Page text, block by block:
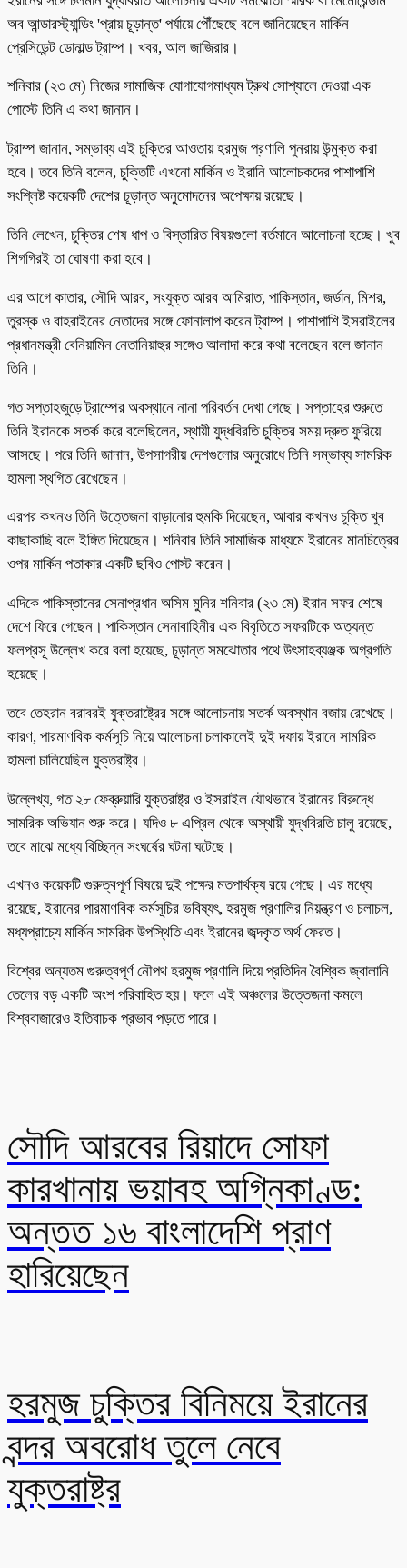
অব আন্ডারস্ট্যান্ডিং 'প্রায় চূড়ান্ত' পর্যায়ে পৌঁছেছে বলে জানিয়েছেন মার্কিন
প্রেসিডেন্ট ডোনাল্ড ট্রাম্প। খবর, আল জাজিরার।
শনিবার (২৩ মে) নিজের সামাজিক যোগাযোগমাধ্যম ট্রুথ সোশ্যালে দেওয়া এক
পোস্টে তিনি এ কথা জানান।
ট্রাম্প জানান, সম্ভাব্য এই চুক্তির আওতায় হরমুজ প্রণালি পুনরায় উন্মুক্ত করা
হবে। তবে তিনি বলেন, চুক্তিটি এখনো মার্কিন ও ইরানি আলোচকদের পাশাপাশি
সংশ্লিষ্ট কয়েকটি দেশের চূড়ান্ত অনুমোদনের অপেক্ষায় রয়েছে।
তিনি লেখেন, চুক্তির শেষ ধাপ ও বিস্তারিত বিষয়গুলো বর্তমানে আলোচনা হচ্ছে। খুব
শিগগিরই তা ঘোষণা করা হবে।
এর আগে কাতার, সৌদি আরব, সংযুক্ত আরব আমিরাত, পাকিস্তান, জর্ডান, মিশর,
তুরস্ক ও বাহরাইনের নেতাদের সঙ্গে ফোনালাপ করেন ট্রাম্প। পাশাপাশি ইসরাইলের
প্রধানমন্ত্রী বেনিয়ামিন নেতানিয়াহুর সঙ্গেও আলাদা করে কথা বলেছেন বলে জানান
তিনি।
গত সপ্তাহজুড়ে ট্রাম্পের অবস্থানে নানা পরিবর্তন দেখা গেছে। সপ্তাহের শুরুতে
তিনি ইরানকে সতর্ক করে বলেছিলেন, স্থায়ী যুদ্ধবিরতি চুক্তির সময় দ্রুত ফুরিয়ে
আসছে। পরে তিনি জানান, উপসাগরীয় দেশগুলোর অনুরোধে তিনি সম্ভাব্য সামরিক
হামলা স্থগিত রেখেছেন।
এরপর কখনও তিনি উত্তেজনা বাড়ানোর হুমকি দিয়েছেন, আবার কখনও চুক্তি খুব
কাছাকাছি বলে ইঙ্গিত দিয়েছেন। শনিবার তিনি সামাজিক মাধ্যমে ইরানের মানচিত্রের
ওপর মার্কিন পতাকার একটি ছবিও পোস্ট করেন।
এদিকে পাকিস্তানের সেনাপ্রধান অসিম মুনির শনিবার (২৩ মে) ইরান সফর শেষে
দেশে ফিরে গেছেন। পাকিস্তান সেনাবাহিনীর এক বিবৃতিতে সফরটিকে অত্যন্ত
ফলপ্রসূ উল্লেখ করে বলা হয়েছে, চূড়ান্ত সমঝোতার পথে উৎসাহব্যঞ্জক অগ্রগতি
হয়েছে।
তবে তেহরান বরাবরই যুক্তরাষ্ট্রের সঙ্গে আলোচনায় সতর্ক অবস্থান বজায় রেখেছে।
কারণ, পারমাণবিক কর্মসূচি নিয়ে আলোচনা চলাকালেই দুই দফায় ইরানে সামরিক
হামলা চালিয়েছিল যুক্তরাষ্ট্র।
উল্লেখ্য, গত ২৮ ফেব্রুয়ারি যুক্তরাষ্ট্র ও ইসরাইল যৌথভাবে ইরানের বিরুদ্ধে
সামরিক অভিযান শুরু করে। যদিও ৮ এপ্রিল থেকে অস্থায়ী যুদ্ধবিরতি চালু রয়েছে,
তবে মাঝে মধ্যে বিচ্ছিন্ন সংঘর্ষের ঘটনা ঘটেছে।
এখনও কয়েকটি গুরুত্বপূর্ণ বিষয়ে দুই পক্ষের মতপার্থক্য রয়ে গেছে। এর মধ্যে
রয়েছে, ইরানের পারমাণবিক কর্মসূচির ভবিষ্যৎ, হরমুজ প্রণালির নিয়ন্ত্রণ ও চলাচল,
মধ্যপ্রাচ্যে মার্কিন সামরিক উপস্থিতি এবং ইরানের জব্দকৃত অর্থ ফেরত।
বিশ্বের অন্যতম গুরুত্বপূর্ণ নৌপথ হরমুজ প্রণালি দিয়ে প্রতিদিন বৈশ্বিক জ্বালানি
তেলের বড় একটি অংশ পরিবাহিত হয়। ফলে এই অঞ্চলের উত্তেজনা কমলে
বিশ্ববাজারেও ইতিবাচক প্রভাব পড়তে পারে।
সৌদি আরবের রিয়াদে সোফা
কারখানায় ভয়াবহ অগ্নিকাণ্ড:
অন্তত ১৬ বাংলাদেশি প্রাণ
হারিয়েছেন
হরমুজ চুক্তির বিনিময়ে ইরানের
বন্দর অবরোধ তুলে নেবে
যুক্তরাষ্ট্র